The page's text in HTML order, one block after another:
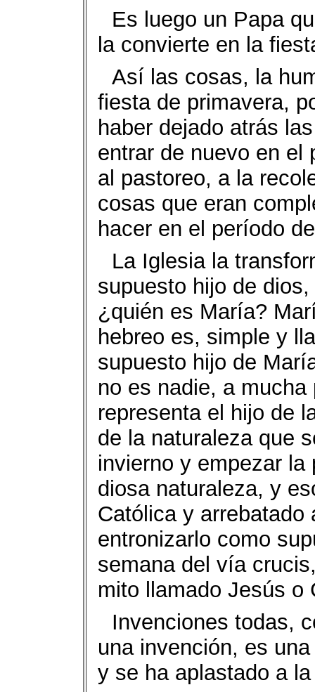
Es luego un Papa
la convierte en la
Así las cosas, la
fiesta de primavera,
haber dejado atrás
entrar de nuevo en el
al pastoreo, a la
cosas que eran
hacer en el período
La Iglesia la
supuesto hijo de
¿quién es María?
hebreo es, simple y
supuesto hijo de
no es nadie, a
representa el hijo de
de la naturaleza que
invierno y empezar
diosa naturaleza, y
Católica y arrebatado
entronizarlo como
semana del vía
mito llamado Jesús o
Invenciones todas,
una invención, es
y se ha aplastado a